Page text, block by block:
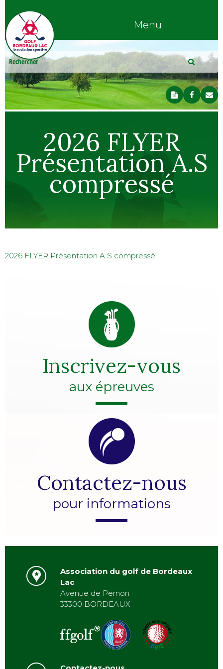
Menu
2026 FLYER
Présentation A.S
compressé
2026 FLYER Présentation A.S compressé
Inscrivez-vous
aux épreuves
Contactez-nous
pour informations
Association du golf de Bordeaux
Lac
Avenue de Pernon
33300 BORDEAUX